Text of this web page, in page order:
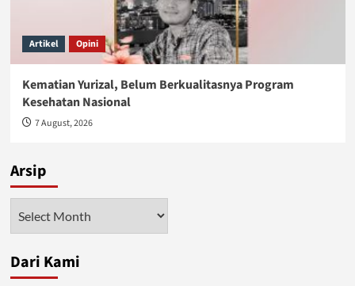
Artikel Opini
Kematian Yurizal, Belum Berkualitasnya Program
Kesehatan Nasional
7 August, 2026
Arsip
Dari Kami